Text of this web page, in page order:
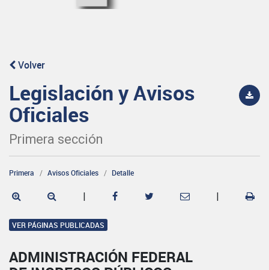
Volver
Legislación y Avisos
Oficiales
Primera sección
Primera Avisos Oficiales Detalle
| |
VER PÁGINAS PUBLICADAS
ADMINISTRACIÓN FEDERAL